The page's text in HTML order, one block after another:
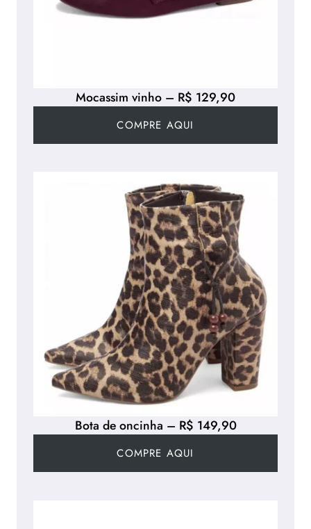
Mocassim vinho – R$ 129,90
COMPRE AQUI
Bota de oncinha – R$ 149,90
COMPRE AQUI